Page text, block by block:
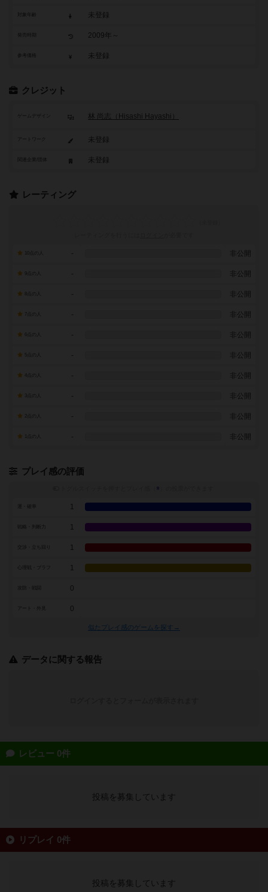
未登録
2009年～
参考価格 未登録
クレジット
ゲームデザイン 林 尚志（Hisashi Hayashi）
アートワーク 未登録
未登録
レーティング
- 非公開
- 非公開
- 非公開
7点の人 - 非公開
- 非公開
- 非公開
- 非公開
- 非公開
- 非公開
- 非公開
プレイ感の評価
※
1
戦略・判断力 1
1
1
0
アート・外見 0
似たプレイ感のゲームを探す→
データに関する報告
レビュー 0件
投稿を募集しています
リプレイ 0件
投稿を募集しています